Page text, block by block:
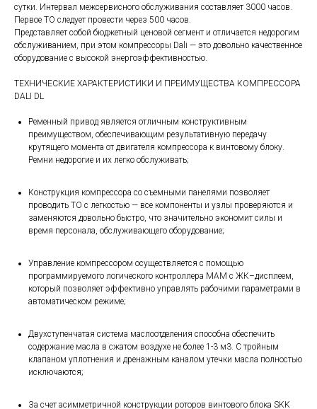
сутки. Интервал межсервисного обслуживания составляет 3000 часов.
Первое ТО следует провести через 500 часов.
Представляет собой бюджетный ценовой сегмент и отличается недорогим
обслуживанием, при этом компрессоры Dali — это довольно качественное
оборудование с высокой энергоэффективностью.
ТЕХНИЧЕСКИЕ ХАРАКТЕРИСТИКИ И ПРЕИМУЩЕСТВА КОМПРЕССОРА
DALI DL
Ременный привод является отличным конструктивным
преимуществом, обеспечивающим результативную передачу
крутящего момента от двигателя компрессора к винтовому блоку.
Ремни недорогие и их легко обслуживать;
Конструкция компрессора со съемными панелями позволяет
проводить ТО с легкостью — все компоненты и узлы проверяются и
заменяются довольно быстро, что значительно экономит силы и
время персонала, обслуживающего оборудование;
Управление компрессором осуществляется с помощью
программируемого логического контроллера MAM c ЖК–дисплеем,
который позволяет эффективно управлять рабочими параметрами в
автоматическом режиме;
Двухступенчатая система маслоотделения способна обеспечить
содержание масла в сжатом воздухе не более 1-3 м3. С тройным
клапаном уплотнения и дренажным каналом утечки масла полностью
исключаются;
За счет асимметричной конструкции роторов винтового блока SKK